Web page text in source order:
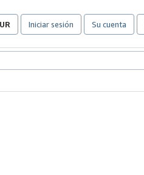
Iniciar sesión Su cuenta